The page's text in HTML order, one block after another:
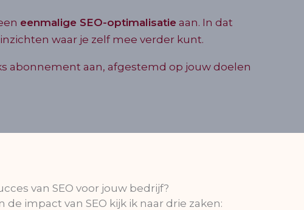
eenmalige SEO-optimalisatie aan. In dat
waar je zelf mee verder kunt.
abonnement aan, afgestemd op jouw doelen
van SEO voor jouw bedrijf?
de impact van SEO kijk ik naar drie zaken: